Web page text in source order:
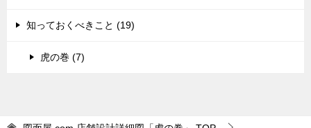
知っておくべきこと (19)
虎の巻 (7)